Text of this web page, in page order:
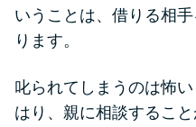
いうことは、借りる相
ります。
叱られてしまうのは怖
はり、親に相談するこ